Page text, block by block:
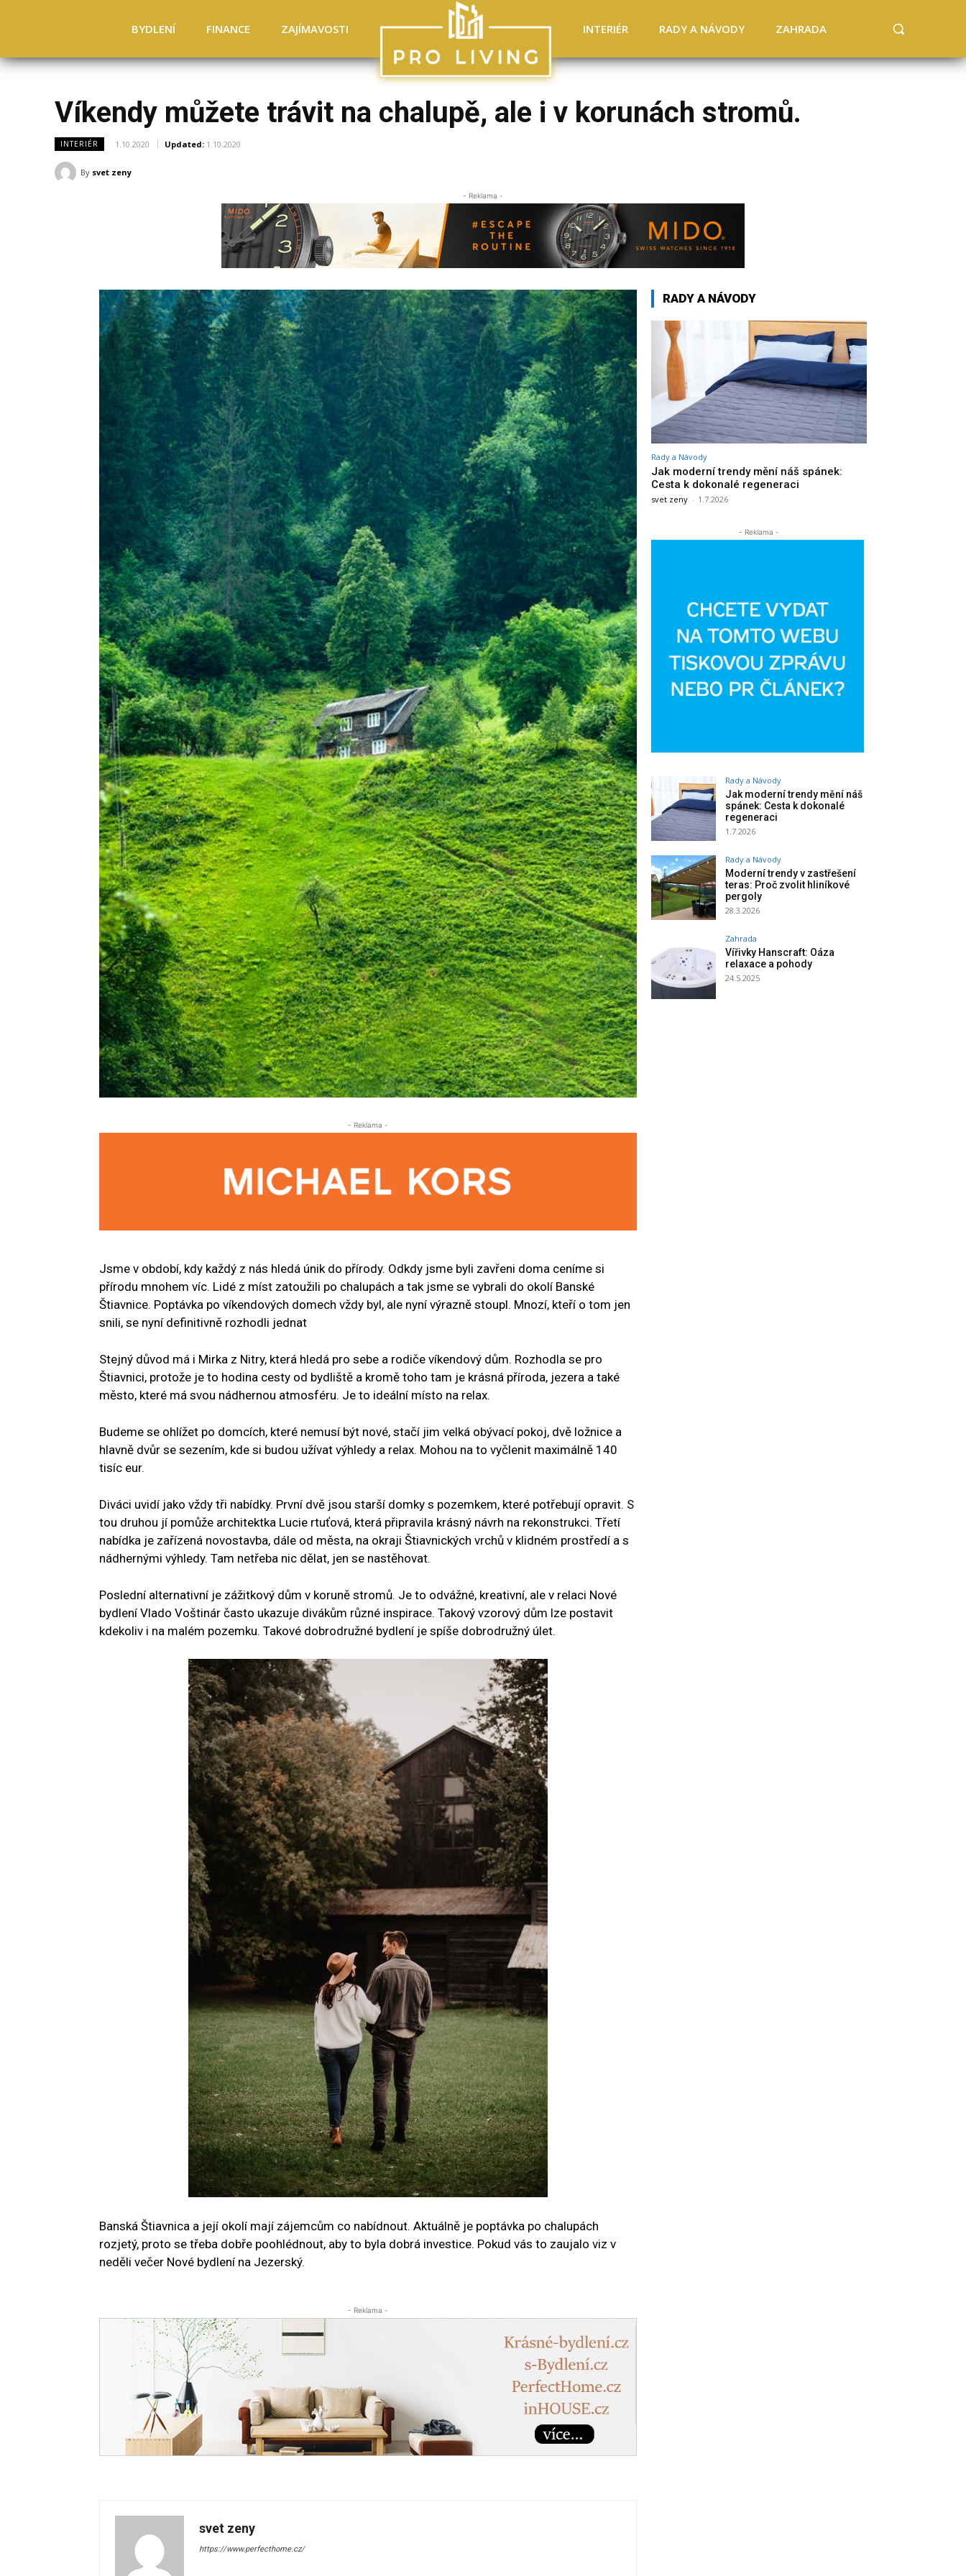
BYDLENÍ FINANCE ZAJÍMAVOSTI INTERIÉR RADY A NÁVODY ZAHRADA
Víkendy můžete trávit na chalupě, ale i v korunách stromů.
INTERIÉR 1.10.2020 Updated: 1.10.2020
By svet zeny
- Reklama -
- Reklama -
Jsme v období, kdy každý z nás hledá únik do přírody. Odkdy jsme byli zavřeni doma ceníme si
přírodu mnohem víc. Lidé z míst zatoužili po chalupách a tak jsme se vybrali do okolí Banské
Štiavnice. Poptávka po víkendových domech vždy byl, ale nyní výrazně stoupl. Mnozí, kteří o tom jen
snili, se nyní definitivně rozhodli jednat
Stejný důvod má i Mirka z Nitry, která hledá pro sebe a rodiče víkendový dům. Rozhodla se pro
Štiavnici, protože je to hodina cesty od bydliště a kromě toho tam je krásná příroda, jezera a také
město, které má svou nádhernou atmosféru. Je to ideální místo na relax.
Budeme se ohlížet po domcích, které nemusí být nové, stačí jim velká obývací pokoj, dvě ložnice a
hlavně dvůr se sezením, kde si budou užívat výhledy a relax. Mohou na to vyčlenit maximálně 140
tisíc eur.
Diváci uvidí jako vždy tři nabídky. První dvě jsou starší domky s pozemkem, které potřebují opravit. S
tou druhou jí pomůže architektka Lucie rtuťová, která připravila krásný návrh na rekonstrukci. Třetí
nabídka je zařízená novostavba, dále od města, na okraji Štiavnických vrchů v klidném prostředí a s
nádhernými výhledy. Tam netřeba nic dělat, jen se nastěhovat.
Poslední alternativní je zážitkový dům v koruně stromů. Je to odvážné, kreativní, ale v relaci Nové
bydlení Vlado Voštinár často ukazuje divákům různé inspirace. Takový vzorový dům lze postavit
kdekoliv i na malém pozemku. Takové dobrodružné bydlení je spíše dobrodružný úlet.
Banská Štiavnica a její okolí mají zájemcům co nabídnout. Aktuálně je poptávka po chalupách
rozjetý, proto se třeba dobře poohlédnout, aby to byla dobrá investice. Pokud vás to zaujalo viz v
neděli večer Nové bydlení na Jezerský.
- Reklama -
svet zeny
https://www.perfecthome.cz/
RADY A NÁVODY
Rady a Návody
Jak moderní trendy mění náš spánek:
Cesta k dokonalé regeneraci
svet zeny - 1.7.2026
- Reklama -
Rady a Návody
Jak moderní trendy mění náš
spánek: Cesta k dokonalé
regeneraci
1.7.2026
Rady a Návody
Moderní trendy v zastřešení
teras: Proč zvolit hliníkové
pergoly
28.3.2026
Zahrada
Vířivky Hanscraft: Oáza
relaxace a pohody
24.5.2025